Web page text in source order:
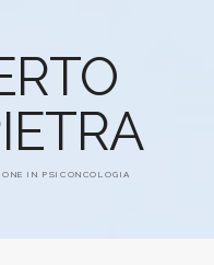
IN PSICONCOLOGIA